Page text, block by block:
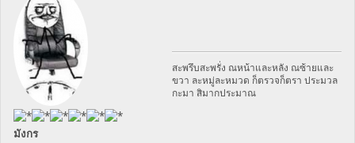
มังกร
สะพรึบสะพรั่ง ณหน้าและหลัง ณซ้ายและ
ขวา ละหมู่ละหมวด ก็ตรวจก็ตรา ประมวล
กะมา สิมากประมาณ